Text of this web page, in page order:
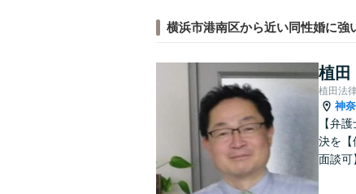
横浜市港南区から近い同性婚に強
植田
植田法
神
【弁
決を【
面談可